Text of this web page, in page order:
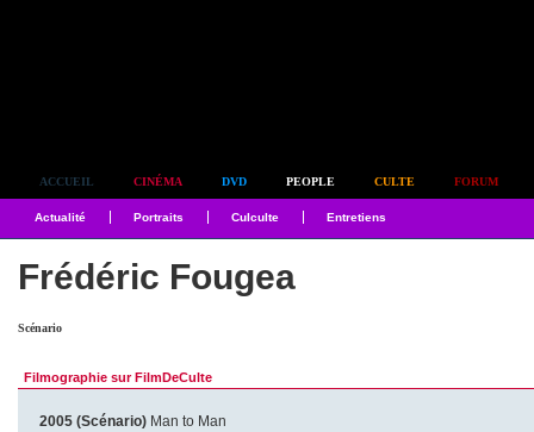
ACCUEIL CINÉMA DVD PEOPLE CULTE FORUM
Actualité Portraits Culculte Entretiens
Frédéric Fougea
Scénario
Filmographie sur FilmDeCulte
2005 (Scénario) Man to Man